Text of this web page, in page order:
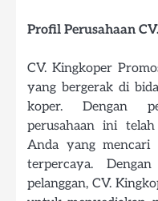
Profil Perusahaan
CV. Kingkoper
yang bergerak di
koper. Dengan
perusahaan ini
Anda yang mencari
terpercaya.
pelanggan, CV.